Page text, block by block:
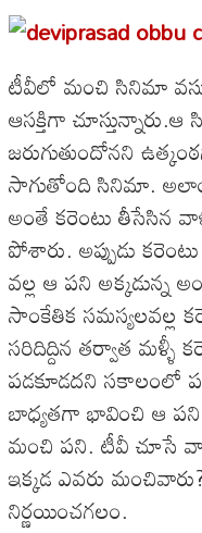
టీవీలో మంచి సినిమా
ఆసక్తిగా
జరుగుతుందోనని
సాగుతోంది సినిమా.
అంతే కరెంటు తీసేసిన
పోశారు. అప్పుడు
వల్ల ఆ పని అక్కడున్న
సాంకేతిక సమస్యలవల్ల
సరిదిద్దిన తర్వాత మళ్ళీ
పడకూడదని సకాలంలో
బాధ్యతగా భావించి ఆ పని
మంచి పని. టీవీ చూసే
ఇక్కడ ఎవరు
నిర్ణయించగలం.